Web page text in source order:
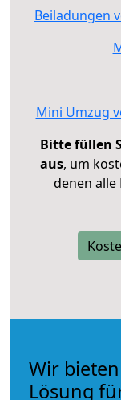
Beiladungen
Mini Umzug
Bitte füllen
aus, um
denen
Wir
Lösung